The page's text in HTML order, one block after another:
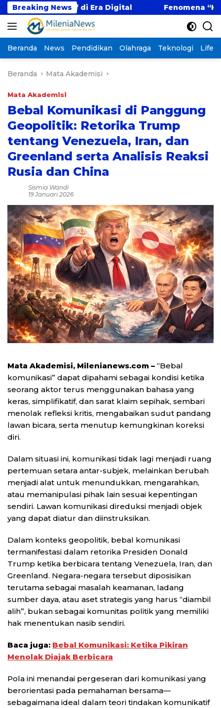
Langsung
ke
konten
Breaking News
di Era Digital Fenomena “Kabur Aja
Beranda News Pendidikan Olahraga Teknologi
Beranda Mata Akademisi
Mata Akademisi
Bebal Komunikasi di Panggung
Geopolitik: Retorika Trump
tentang Venezuela, Iran, dan
Greenland serta Analisis Reaksi
Rusia dan China
Sismia Wandi
19 Januari 2026
Mata Akademisi, Milenianews.com – “Bebal
komunikasi” dapat dipahami sebagai kondisi ketika
seorang aktor terus menggunakan bahasa yang
keras, simplifikatif, dan sarat klaim sepihak, sembari
menolak refleksi kritis, mengabaikan sudut pandang
lawan bicara, serta menutup kemungkinan koreksi
diri.
Dalam situasi ini, komunikasi tidak lagi menjadi ruang
pertemuan setara antar-subjek, melainkan berubah
menjadi alat untuk menundukkan, mengarahkan,
atau memanipulasi pihak lain sesuai kepentingan
sendiri. Lawan komunikasi direduksi menjadi objek
yang dapat diatur dan diinstruksikan.
Dalam konteks geopolitik, bebal komunikasi
termanifestasi dalam retorika Presiden Donald
Trump ketika berbicara tentang Venezuela, Iran, dan
Greenland. Negara-negara tersebut diposisikan
terutama sebagai masalah keamanan, ladang
sumber daya, atau aset strategis yang harus “diambil
alih”, bukan sebagai komunitas politik yang memiliki
hak menentukan nasib sendiri.
Baca juga: Bebal Komunikasi: Ketika Pikiran
Menolak Diajak Berbicara
Pola ini menandai pergeseran dari komunikasi yang
berorientasi pada pemahaman bersama—
sebagaimana ideal dalam teori tindakan komunikatif